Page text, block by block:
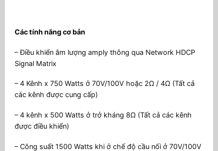
Các tính năng cơ bản
– Điều khiển âm lượng amply thông qua Network HDCP
Signal Matrix
– 4 Kênh x 750 Watts ở 70V/100V hoặc 2Ω / 4Ω (Tất cả
các kênh được cung cấp)
– 4 kênh x 500 Watts ở trở kháng 8Ω (Tất cả các kênh
được điều khiển)
– Công suất 1500 Watts khi ở chế độ cầu nối ở 70V/100V